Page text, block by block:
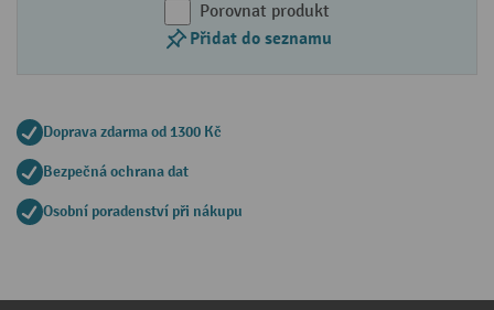
Porovnat produkt
Přidat do seznamu
Doprava zdarma od 1300 Kč
Bezpečná ochrana dat
Osobní poradenství při nákupu